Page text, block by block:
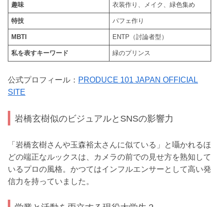
趣味 衣装作り、メイク、緑色集め
特技 パフェ作り
MBTI ENTP（討論者型）
私を表すキーワード 緑のプリンス
公式プロフィール： PRODUCE 101 JAPAN OFFICIAL
SITE
岩橋玄樹似のビジュアルとSNSの影響力
「岩橋玄樹さんや玉森裕太さんに似ている」と囁かれるほ
どの端正なルックスは、カメラの前での見せ方を熟知して
いるプロの風格。かつてはインフルエンサーとして高い発
信力を持っていました。